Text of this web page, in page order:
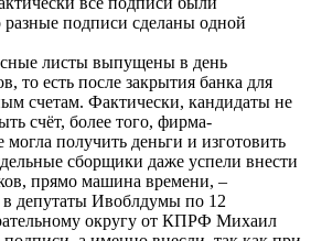
подписи сделаны одной
листы выпущены в день
то есть после закрытия банка для
счетам. Фактически, кандидаты не
счёт, более того, фирма-
могла получить деньги и изготовить
сборщики даже успели внести
прямо машина времени, –
в депутаты Ивоблдумы по 12
округу от КПРФ Михаил